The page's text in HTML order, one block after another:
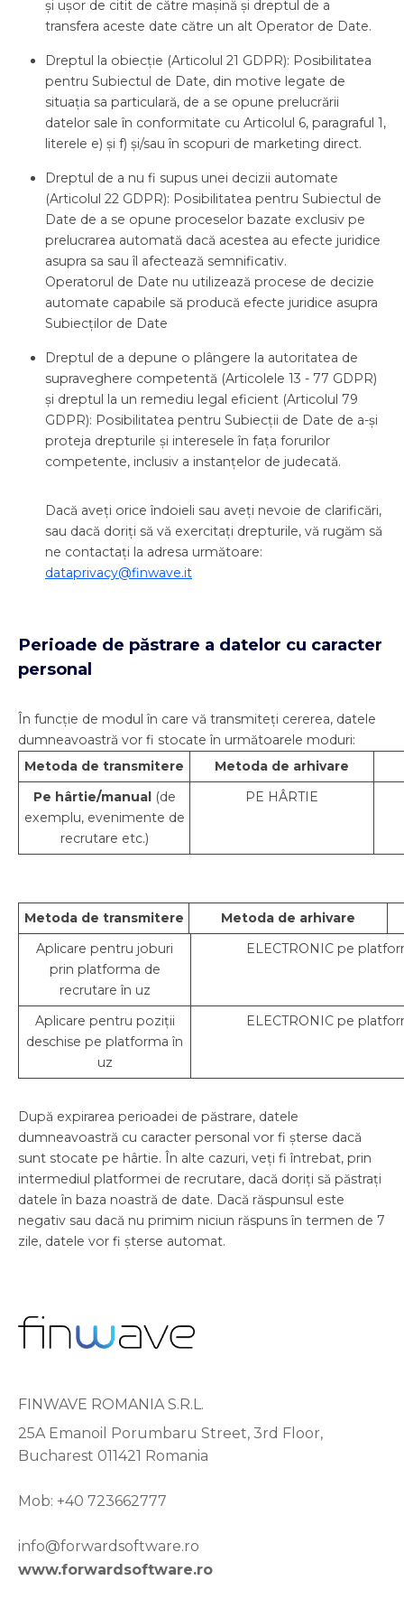
și ușor de citit de către mașină și dreptul de a
transfera aceste date către un alt Operator de Date.
Dreptul la obiecție (Articolul 21 GDPR): Posibilitatea
pentru Subiectul de Date, din motive legate de
situația sa particulară, de a se opune prelucrării
datelor sale în conformitate cu Articolul 6, paragraful 1,
literele e) și f) și/sau în scopuri de marketing direct.
Dreptul de a nu fi supus unei decizii automate
(Articolul 22 GDPR): Posibilitatea pentru Subiectul de
Date de a se opune proceselor bazate exclusiv pe
prelucrarea automată dacă acestea au efecte juridice
asupra sa sau îl afectează semnificativ.
Operatorul de Date nu utilizează procese de decizie
automate capabile să producă efecte juridice asupra
Subiecților de Date
Dreptul de a depune o plângere la autoritatea de
supraveghere competentă (Articolele 13 - 77 GDPR)
și dreptul la un remediu legal eficient (Articolul 79
GDPR): Posibilitatea pentru Subiecții de Date de a-și
proteja drepturile și interesele în fața forurilor
competente, inclusiv a instanțelor de judecată.
Dacă aveți orice îndoieli sau aveți nevoie de clarificări,
sau dacă doriți să vă exercitați drepturile, vă rugăm să
ne contactați la adresa următoare:
dataprivacy@finwave.it
Perioade de păstrare a datelor cu caracter
personal
În funcție de modul în care vă transmiteți cererea, datele
dumneavoastră vor fi stocate în următoarele moduri:
Metoda de transmitere
Metoda de arhivare
Pe hârtie/manual(de
exemplu, evenimente de
recrutare etc.)
PE HÂRTIE
Metoda de transmitere
Metoda de arhivare
Aplicare pentru joburi
prin platforma de
recrutare în uz
ELECTRONIC pe
Aplicare pentru poziții
deschise pe platforma în
uz
ELECTRONIC pe
După expirarea perioadei de păstrare, datele
dumneavoastră cu caracter personal vor fi șterse dacă
sunt stocate pe hârtie. În alte cazuri, veți fi întrebat, prin
intermediul platformei de recrutare, dacă doriți să păstrați
datele în baza noastră de date. Dacă răspunsul este
negativ sau dacă nu primim niciun răspuns în termen de 7
zile, datele vor fi șterse automat.
FINWAVE ROMANIA S.R.L.
25A Emanoil Porumbaru Street, 3rd Floor,
Bucharest 011421 Romania
Mob: +40 723662777
info@forwardsoftware.ro
www.forwardsoftware.ro